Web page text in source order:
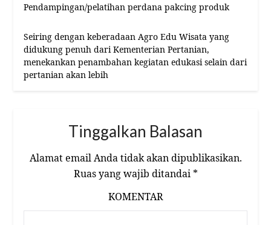
Pendampingan/pelatihan perdana pakcing produk
Seiring dengan keberadaan Agro Edu Wisata yang
didukung penuh dari Kementerian Pertanian,
menekankan penambahan kegiatan edukasi selain dari
pertanian akan lebih
Tinggalkan Balasan
Alamat email Anda tidak akan dipublikasikan.
Ruas yang wajib ditandai *
KOMENTAR